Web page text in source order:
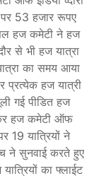
पर 53 हजार रूपए
हज कमेटी ने हज
से भी हज यात्रा
का समय आया
प्रत्येक हज यात्री
गई पीडित हज
हज कमेटी ऑफ
19 यात्रियों ने
ने सुनवाई करते हुए
का फ्लाईट